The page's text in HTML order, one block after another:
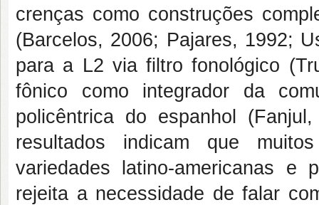
crenças como construções
(Barcelos, 2006; Pajares, 1992;
para a L2 via filtro fonológico
fônico como integrador da
policêntrica do espanhol
resultados indicam que
variedades latino-americanas e
rejeita a necessidade de falar